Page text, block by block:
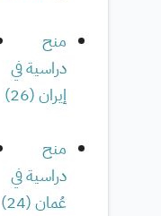
منح
دراسية في
إيران(
26
)
منح
دراسية في
عُمان(
24
)